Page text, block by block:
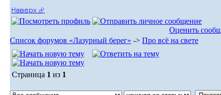
Наверх ⮵
Оценить
Список форумов «Лазурный берег» -> Про всё на свете
Страница 1 из 1